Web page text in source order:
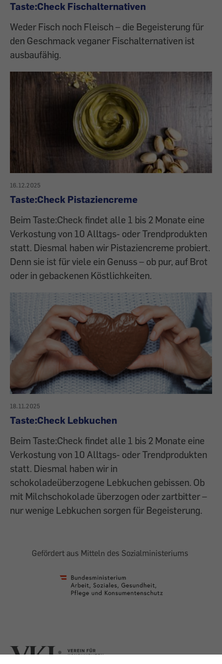
Taste:Check Fischalternativen
Weder Fisch noch Fleisch – die Begeisterung für
den Geschmack veganer Fischalternativen ist
ausbaufähig.
16.12.2025
Taste:Check Pistaziencreme
Beim Taste:Check findet alle 1 bis 2 Monate eine
Verkostung von 10 Alltags- oder Trendprodukten
statt. Diesmal haben wir Pistaziencreme probiert.
Denn sie ist für viele ein Genuss – ob pur, auf Brot
oder in gebackenen Köstlichkeiten.
18.11.2025
Taste:Check Lebkuchen
Beim Taste:Check findet alle 1 bis 2 Monate eine
Verkostung von 10 Alltags- oder Trendprodukten
statt. Diesmal haben wir in
schokoladeüberzogene Lebkuchen gebissen. Ob
mit Milchschokolade überzogen oder zartbitter –
nur wenige Lebkuchen sorgen für Begeisterung.
Gefördert aus Mitteln des Sozialministeriums